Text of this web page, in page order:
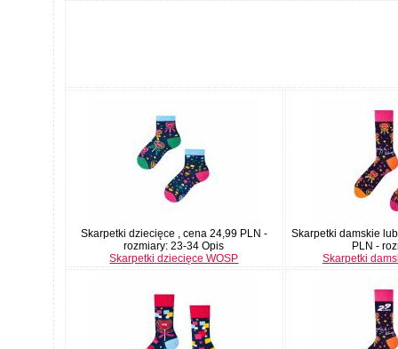
Skarpetki dziecięce , cena 24,99 PLN -
rozmiary: 23-34 Opis
Skarpetki dziecięce WOSP
Skarpetki damskie
PLN -
Skarpetki